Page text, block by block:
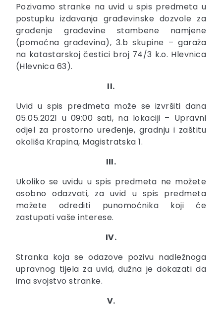
Pozivamo stranke na uvid u spis predmeta u
postupku izdavanja građevinske dozvole za
građenje građevine stambene namjene
(pomoćna građevina), 3.b skupine – garaža
na katastarskoj čestici broj 74/3 k.o. Hlevnica
(Hlevnica 63).
II.
Uvid u spis predmeta može se izvršiti dana
05.05.2021 u 09:00 sati, na lokaciji – Upravni
odjel za prostorno uređenje, gradnju i zaštitu
okoliša Krapina, Magistratska 1.
III.
Ukoliko se uvidu u spis predmeta ne možete
osobno odazvati, za uvid u spis predmeta
možete odrediti punomoćnika koji će
zastupati vaše interese.
IV.
Stranka koja se odazove pozivu nadležnoga
upravnog tijela za uvid, dužna je dokazati da
ima svojstvo stranke.
V.